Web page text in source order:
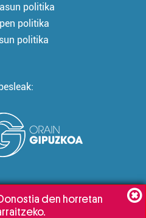
politika
politika
politika
den horretan